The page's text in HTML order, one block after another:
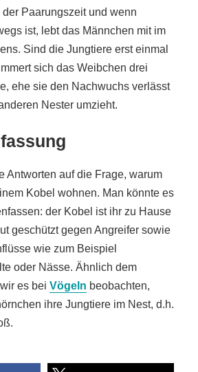
der Paarungszeit und wenn
ist, lebt das Männchen mit im
Sind die Jungtiere erst einmal
sich das Weibchen drei
ehe sie den Nachwuchs verlässt
Nester umzieht.
Antworten auf die Frage, warum
Kobel wohnen. Man könnte es
der Kobel ist ihr zu Hause
geschützt gegen Angreifer sowie
wie zum Beispiel
oder Nässe. Ähnlich dem
es bei Vögeln beobachten,
ihre Jungtiere im Nest, d.h.